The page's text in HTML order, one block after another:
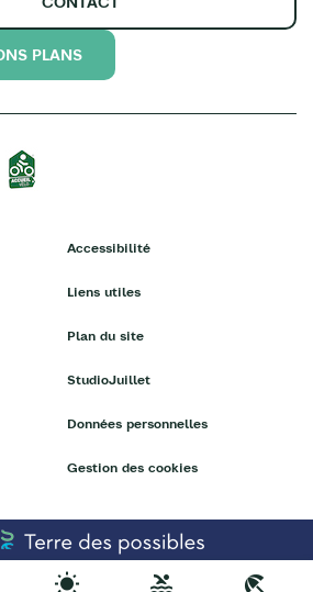
PLANS
Accessibilité
Liens utiles
Plan du site
StudioJuillet
Données personnelles
Gestion des cookies